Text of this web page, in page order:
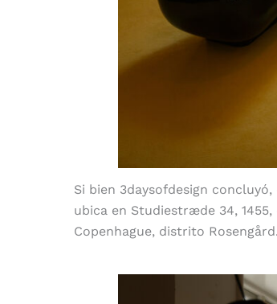
Si bien 3daysofdesign concluyó,
ubica en Studiestræde 34,
Copenhague, distrito Rosengård.